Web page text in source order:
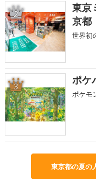
2
東京
京都
世界初
3 ポケ
ポケモ
東京都の夏の